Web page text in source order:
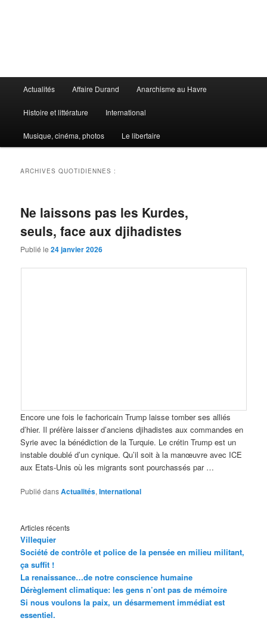
principal
Actualités Affaire Durand Anarchisme au Havre
Histoire et littérature International
Musique, cinéma, photos Le libertaire
ARCHIVES QUOTIDIENNES :
Ne laissons pas les Kurdes,
seuls, face aux djihadistes
Publié le24 janvier 2026
Encore une fois le fachoricain Trump laisse tomber ses alliés
d’hier. Il préfère laisser d’anciens djihadistes aux commandes en
Syrie avec la bénédiction de la Turquie. Le crétin Trump est un
instable doublé d’un cynique. Qu’il soit à la manœuvre avec ICE
aux Etats-Unis où les migrants sont pourchassés par …
Publié dansActualités,International
Articles récents
Villequier
Société de contrôle et police de la pensée en milieu militant,
ça suffit !
La renaissance…de notre conscience humaine
Dérèglement climatique: les gens n’ont pas de mémoire
Si nous voulons la paix, un désarmement immédiat est
essentiel.